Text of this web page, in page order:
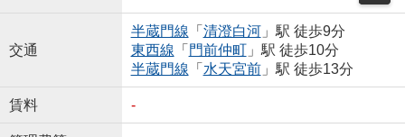
交通
半蔵門線 「 清澄白河」駅 徒歩9分
東西線 「 門前仲町」駅 徒歩10分
半蔵門線 「 水天宮前」駅 徒歩13分
賃料 -